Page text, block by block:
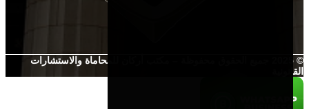
© 2025 جميع الحقوق محفوظة – مكتب أركان للمحاماة والاستشارات
القانونية